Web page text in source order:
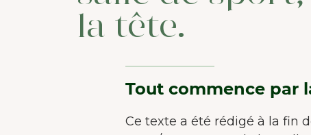
la tête.
Tout commence par
Ce texte a été rédigé à la fin